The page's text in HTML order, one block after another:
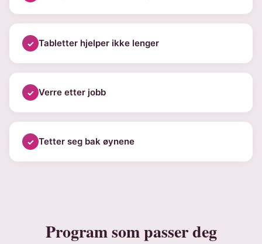
Tabletter hjelper ikke lenger
Verre etter jobb
Tetter seg bak øynene
Program som passer deg